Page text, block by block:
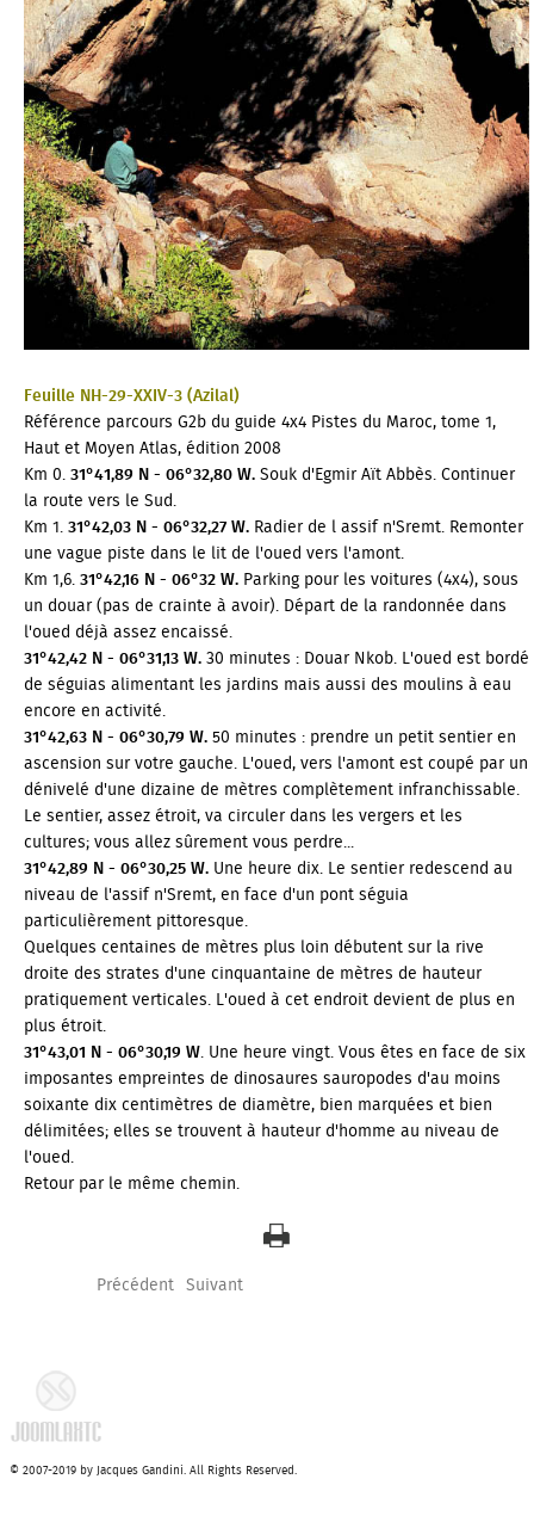
Feuille NH-29-XXIV-3 (Azilal)
Référence parcours G2b du guide 4x4 Pistes du Maroc, tome 1,
Haut et Moyen Atlas, édition 2008
Km 0.31°41,89 N - 06°32,80 W.Souk d'Egmir Aït Abbès. Continuer
la route vers le Sud.
Km 1.31°42,03 N - 06°32,27 W. Radier de l assif n'Sremt. Remonter
une vague piste dans le lit de l'oued vers l'amont.
Km 1,6.31°42,16 N - 06°32 W. Parking pour les voitures (4x4), sous
un douar (pas de crainte à avoir). Départ de la randonnée dans
l'oued déjà assez encaissé.
31°42,42 N - 06°31,13 W.30 minutes : Douar Nkob. L'oued est bordé
de séguias alimentant les jardins mais aussi des moulins à eau
encore en activité.
31°42,63 N - 06°30,79 W.50 minutes : prendre un petit sentier en
ascension sur votre gauche. L'oued, vers l'amont est coupé par un
dénivelé d'une dizaine de mètres complètement infranchissable.
Le sentier, assez étroit, va circuler dans les vergers et les
cultures; vous allez sûrement vous perdre...
31°42,89 N - 06°30,25 W. Une heure dix. Le sentier redescend au
niveau de l'assif n'Sremt, en face d'un pont séguia
particulièrement pittoresque.
Quelques centaines de mètres plus loin débutent sur la rive
droite des strates d'une cinquantaine de mètres de hauteur
pratiquement verticales. L'oued à cet endroit devient de plus en
plus étroit.
31°43,01 N - 06°30,19 W. Une heure vingt. Vous êtes en face de six
imposantes empreintes de dinosaures sauropodes d'au moins
soixante dix centimètres de diamètre, bien marquées et bien
délimitées; elles se trouvent à hauteur d'homme au niveau de
l'oued.
Retour par le même chemin.
Petit problème... Une erreur
Précédent Suivant
© 2007-2019 by Jacques Gandini. All Rights Reserved.